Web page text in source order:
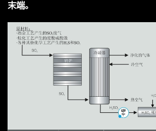
末端。